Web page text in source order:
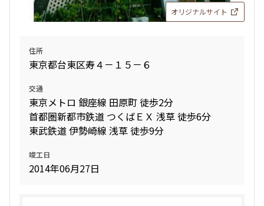
オリジナルサイト
住所
東京都台東区寿４－１５－６
交通
東京メトロ 銀座線 田原町 徒歩2分
首都圏新都市鉄道 つくばＥＸ 浅草 徒歩6分
東武鉄道 伊勢崎線 浅草 徒歩9分
竣工日
2014年06月27日